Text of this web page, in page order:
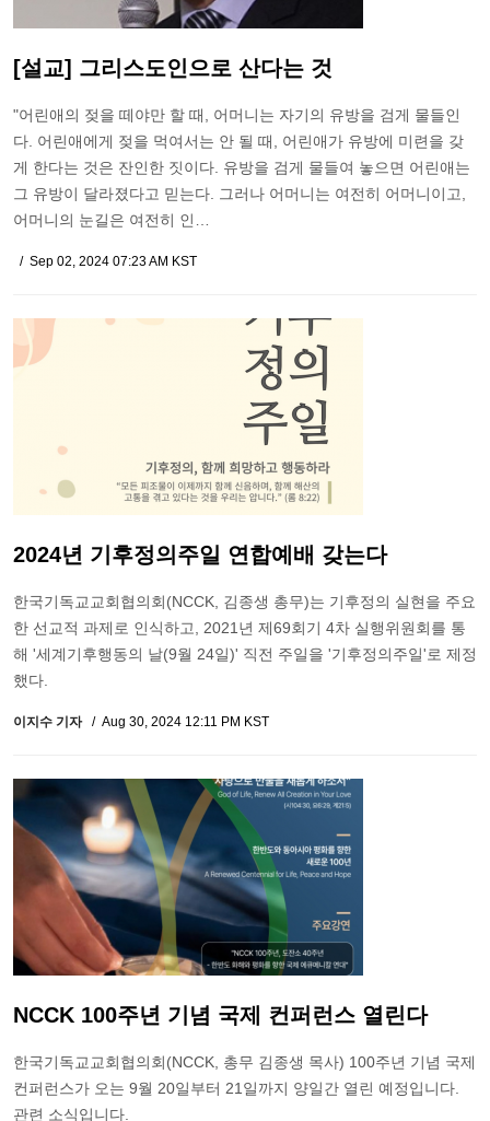
[설교] 그리스도인으로 산다는 것
"어린애의 젖을 떼야만 할 때, 어머니는 자기의 유방을 검게 물들인
다. 어린애에게 젖을 먹여서는 안 될 때, 어린애가 유방에 미련을 갖
게 한다는 것은 잔인한 짓이다. 유방을 검게 물들여 놓으면 어린애는
그 유방이 달라졌다고 믿는다. 그러나 어머니는 여전히 어머니이고,
어머니의 눈길은 여전히 인…
Sep 02, 2024 07:23 AM KST
2024년 기후정의주일 연합예배 갖는다
한국기독교교회협의회(NCCK, 김종생 총무)는 기후정의 실현을 주요
한 선교적 과제로 인식하고, 2021년 제69회기 4차 실행위원회를 통
해 '세계기후행동의 날(9월 24일)' 직전 주일을 '기후정의주일'로 제정
했다.
이지수 기자 Aug 30, 2024 12:11 PM KST
NCCK 100주년 기념 국제 컨퍼런스 열린다
한국기독교교회협의회(NCCK, 총무 김종생 목사) 100주년 기념 국제
컨퍼런스가 오는 9월 20일부터 21일까지 양일간 열린 예정입니다.
관련 소식입니다.